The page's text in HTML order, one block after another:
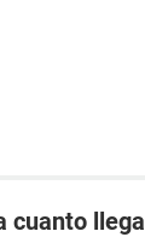
cuanto